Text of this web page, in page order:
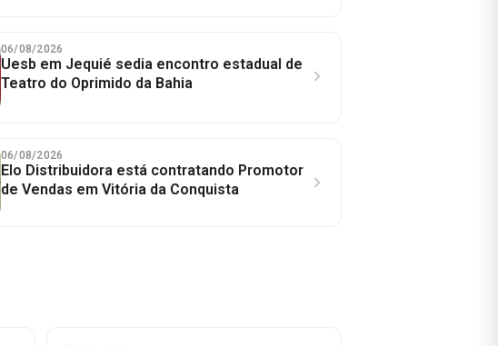
06/08/2026
Uesb em Jequié sedia encontro estadual de
Teatro do Oprimido da Bahia
06/08/2026
Elo Distribuidora está contratando Promotor
de Vendas em Vitória da Conquista